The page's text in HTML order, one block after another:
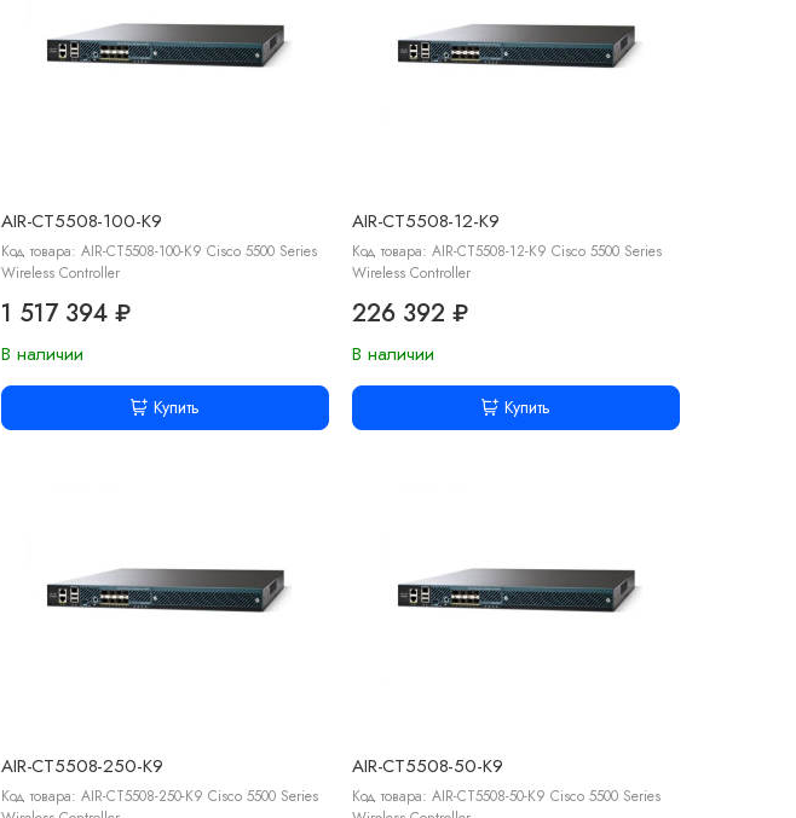
AIR-CT5508-100-K9
Код товара: AIR-CT5508-100-K9 Cisco 5500 Series
Wireless Controller
1 517 394 ₽
В наличии
Купить
AIR-CT5508-12-K9
Код товара: AIR-CT5508-12-K9 Cisco 5500 Series
Wireless Controller
226 392 ₽
В наличии
Купить
AIR-CT5508-250-K9
Код товара: AIR-CT5508-250-K9 Cisco 5500 Series
AIR-CT5508-50-K9
Код товара: AIR-CT5508-50-K9 Cisco 5500 Series